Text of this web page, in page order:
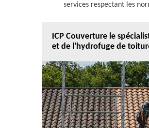
services respectant les
ICP Couverture le
et de l'hydrofuge de